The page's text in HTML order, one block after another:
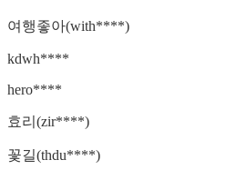
여행좋아(with****)
kdwh****
hero****
효리(zir****)
꽃길(thdu****)